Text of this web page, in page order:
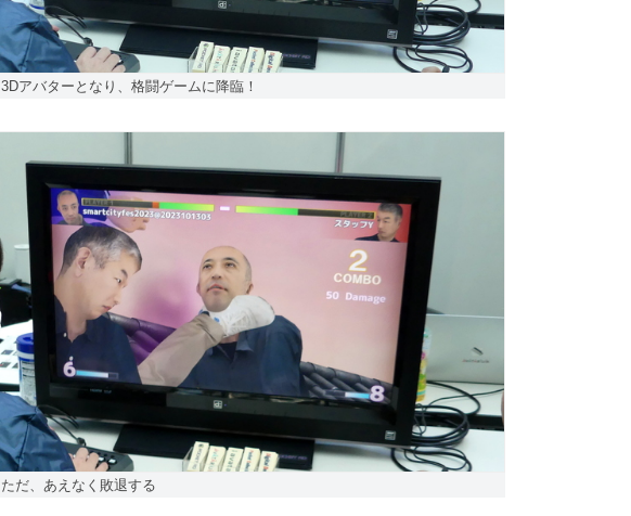
3Dアバターとなり、格闘ゲームに降臨！
ただ、あえなく敗退する